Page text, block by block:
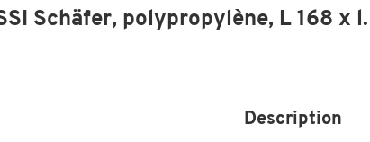
Schäfer, polypropylène, L 168 x
Description